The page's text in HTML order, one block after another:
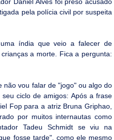
Daniel Alves foi preso acusado
pela polícia civil por suspeita
índia que veio a falecer de
a morte. Fica a pergunta:
não vou falar de "jogo" ou algo do
ciclo de amigos: Após a frase
Fop para a atriz Bruna Griphao,
por muitos internautas como
Tadeu Schmidt se viu na
fosse tarde", como ele mesmo